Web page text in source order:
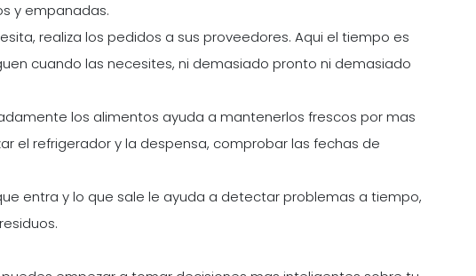
y empanadas.
realiza los pedidos a sus proveedores. Aqui el tiempo es
cuando las necesites, ni demasiado pronto ni demasiado
los alimentos ayuda a mantenerlos frescos por mas
el refrigerador y la despensa, comprobar las fechas de
entra y lo que sale le ayuda a detectar problemas a tiempo,